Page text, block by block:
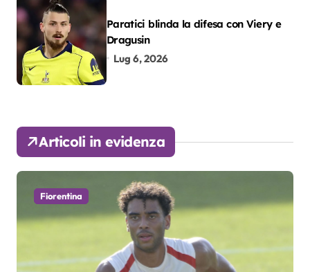
Paratici blinda la difesa con Viery e
Dragusin
Lug 6, 2026
Articoli in evidenza
Fiorentina